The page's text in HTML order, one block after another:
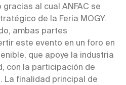
al cual ANFAC se
de la Feria MOGY.
ambas partes
este evento en un foro en
que apoye la industria
con la participación de
La finalidad principal de